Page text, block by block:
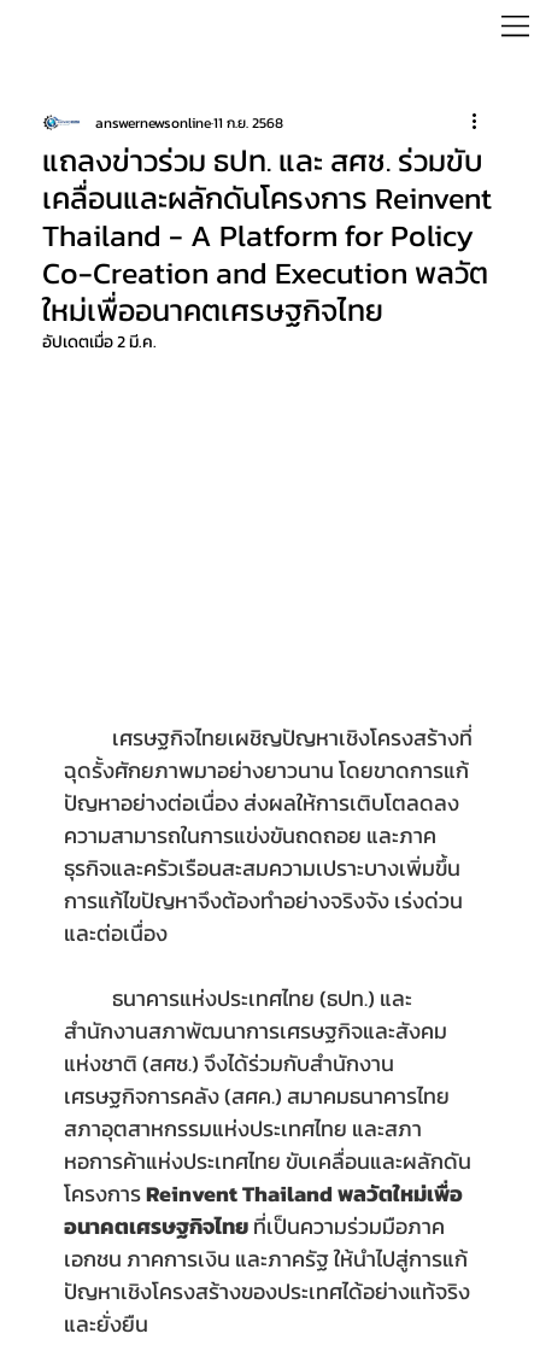
แถลงข่าวร่วม ธปท. และ สศช. ร่วมขับ
เคลื่อนและผลักดันโครงการ Reinvent
Thailand - A Platform for Policy
Co-Creation and Execution พลวัต
ใหม่เพื่ออนาคตเศรษฐกิจไทย
answernewsonline11 ก.ย. 2568
อัปเดตเมื่อ2 มี.ค.
เศรษฐกิจไทยเผชิญปัญหาเชิงโครงสร้างที่
ฉุดรั้งศักยภาพมาอย่างยาวนาน โดยขาดการแก้
ปัญหาอย่างต่อเนื่อง ส่งผลให้การเติบโตลดลง
ความสามารถในการแข่งขันถดถอย และภาค
ธุรกิจและครัวเรือนสะสมความเปราะบางเพิ่มขึ้น
การแก้ไขปัญหาจึงต้องทำอย่างจริงจัง เร่งด่วน
และต่อเนื่อง
ธนาคารแห่งประเทศไทย (ธปท.) และ
สำนักงานสภาพัฒนาการเศรษฐกิจและสังคม
แห่งชาติ (สศช.) จึงได้ร่วมกับสำนักงาน
เศรษฐกิจการคลัง (สศค.) สมาคมธนาคารไทย
สภาอุตสาหกรรมแห่งประเทศไทย และสภา
หอการค้าแห่งประเทศไทย ขับเคลื่อนและผลักดัน
โครงการ Reinvent Thailand พลวัตใหม่เพื่อ
อนาคตเศรษฐกิจไทย ที่เป็นความร่วมมือภาค
เอกชน ภาคการเงิน และภาครัฐ ให้นำไปสู่การแก้
ปัญหาเชิงโครงสร้างของประเทศได้อย่างแท้จริง
และยั่งยืน